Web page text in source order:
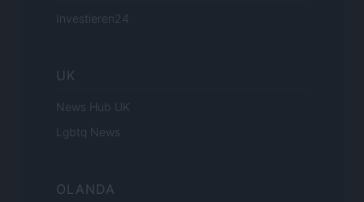
Investieren24
UK
News Hub UK
Lgbtq News
OLANDA